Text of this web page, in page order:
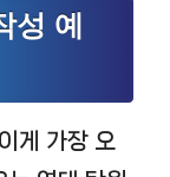
성 예
게 가장 오